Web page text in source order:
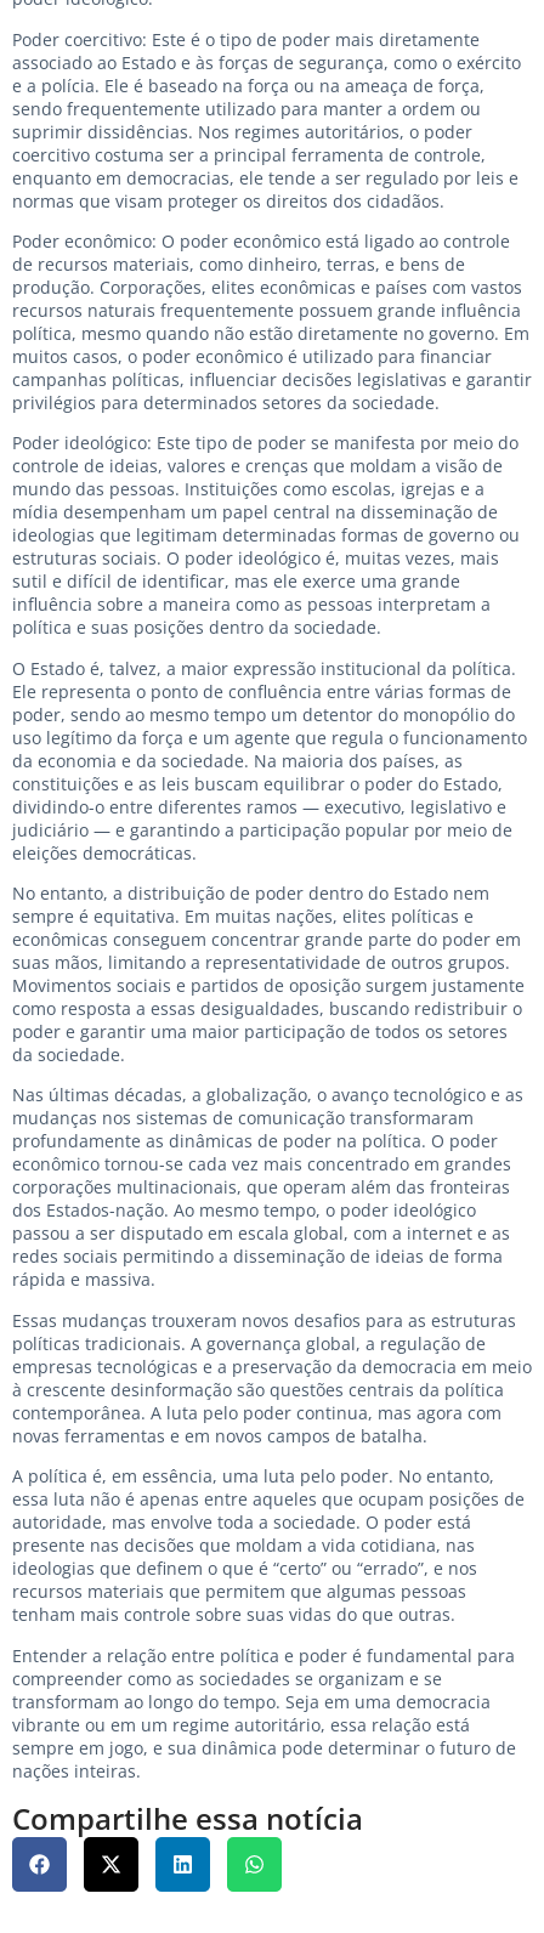
Poder coercitivo: Este é o tipo de poder mais diretamente
associado ao Estado e às forças de segurança, como o exército
e a polícia. Ele é baseado na força ou na ameaça de força,
sendo frequentemente utilizado para manter a ordem ou
suprimir dissidências. Nos regimes autoritários, o poder
coercitivo costuma ser a principal ferramenta de controle,
enquanto em democracias, ele tende a ser regulado por leis e
normas que visam proteger os direitos dos cidadãos.
Poder econômico: O poder econômico está ligado ao controle
de recursos materiais, como dinheiro, terras, e bens de
produção. Corporações, elites econômicas e países com vastos
recursos naturais frequentemente possuem grande influência
política, mesmo quando não estão diretamente no governo. Em
muitos casos, o poder econômico é utilizado para financiar
campanhas políticas, influenciar decisões legislativas e garantir
privilégios para determinados setores da sociedade.
Poder ideológico: Este tipo de poder se manifesta por meio do
controle de ideias, valores e crenças que moldam a visão de
mundo das pessoas. Instituições como escolas, igrejas e a
mídia desempenham um papel central na disseminação de
ideologias que legitimam determinadas formas de governo ou
estruturas sociais. O poder ideológico é, muitas vezes, mais
sutil e difícil de identificar, mas ele exerce uma grande
influência sobre a maneira como as pessoas interpretam a
política e suas posições dentro da sociedade.
O Estado é, talvez, a maior expressão institucional da política.
Ele representa o ponto de confluência entre várias formas de
poder, sendo ao mesmo tempo um detentor do monopólio do
uso legítimo da força e um agente que regula o funcionamento
da economia e da sociedade. Na maioria dos países, as
constituições e as leis buscam equilibrar o poder do Estado,
dividindo-o entre diferentes ramos — executivo, legislativo e
judiciário — e garantindo a participação popular por meio de
eleições democráticas.
No entanto, a distribuição de poder dentro do Estado nem
sempre é equitativa. Em muitas nações, elites políticas e
econômicas conseguem concentrar grande parte do poder em
suas mãos, limitando a representatividade de outros grupos.
Movimentos sociais e partidos de oposição surgem justamente
como resposta a essas desigualdades, buscando redistribuir o
poder e garantir uma maior participação de todos os setores
da sociedade.
Nas últimas décadas, a globalização, o avanço tecnológico e as
mudanças nos sistemas de comunicação transformaram
profundamente as dinâmicas de poder na política. O poder
econômico tornou-se cada vez mais concentrado em grandes
corporações multinacionais, que operam além das fronteiras
dos Estados-nação. Ao mesmo tempo, o poder ideológico
passou a ser disputado em escala global, com a internet e as
redes sociais permitindo a disseminação de ideias de forma
rápida e massiva.
Essas mudanças trouxeram novos desafios para as estruturas
políticas tradicionais. A governança global, a regulação de
empresas tecnológicas e a preservação da democracia em meio
à crescente desinformação são questões centrais da política
contemporânea. A luta pelo poder continua, mas agora com
novas ferramentas e em novos campos de batalha.
A política é, em essência, uma luta pelo poder. No entanto,
essa luta não é apenas entre aqueles que ocupam posições de
autoridade, mas envolve toda a sociedade. O poder está
presente nas decisões que moldam a vida cotidiana, nas
ideologias que definem o que é “certo” ou “errado”, e nos
recursos materiais que permitem que algumas pessoas
tenham mais controle sobre suas vidas do que outras.
Entender a relação entre política e poder é fundamental para
compreender como as sociedades se organizam e se
transformam ao longo do tempo. Seja em uma democracia
vibrante ou em um regime autoritário, essa relação está
sempre em jogo, e sua dinâmica pode determinar o futuro de
nações inteiras.
Compartilhe essa notícia